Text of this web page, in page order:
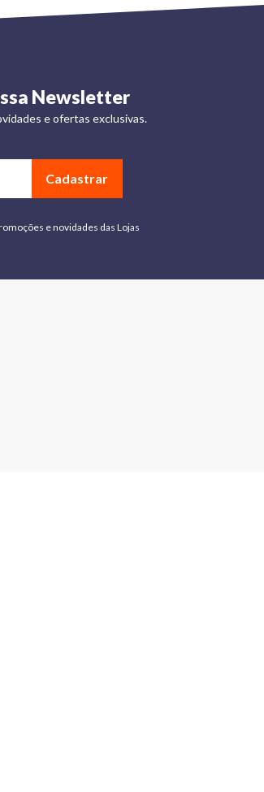
Newsletter
e ofertas exclusivas.
Cadastrar
e novidades das Lojas